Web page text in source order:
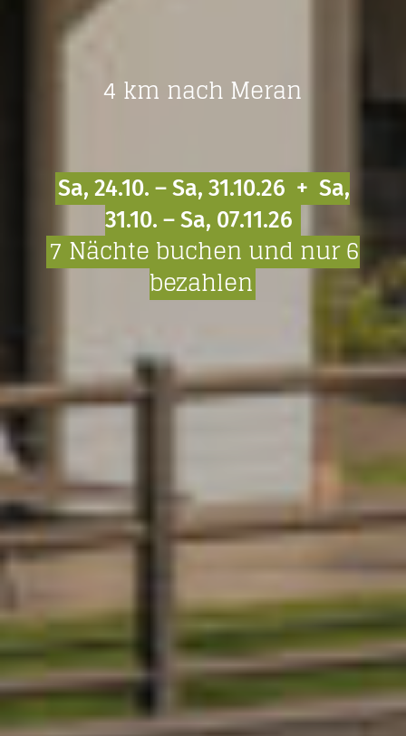
4 km nach Meran
Sa, 24.10. – Sa, 31.10.26 +Sa,
31.10. – Sa, 07.11.26
7 Nächte buchen und nur 6
bezahlen